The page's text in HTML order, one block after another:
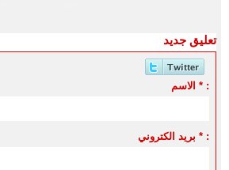
تعليق جديد
الاسم * :
بريد الكتروني * :